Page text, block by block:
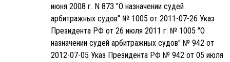
июня 2008 г. N 873 "О назначении судей
арбитражных судов" № 1005 от 2011-07-26 Указ
Президента РФ от 26 июля 2011 г. № 1005 "О
назначении судей арбитражных судов" № 942 от
2012-07-05 Указ Президента РФ № 942 от 05 июля